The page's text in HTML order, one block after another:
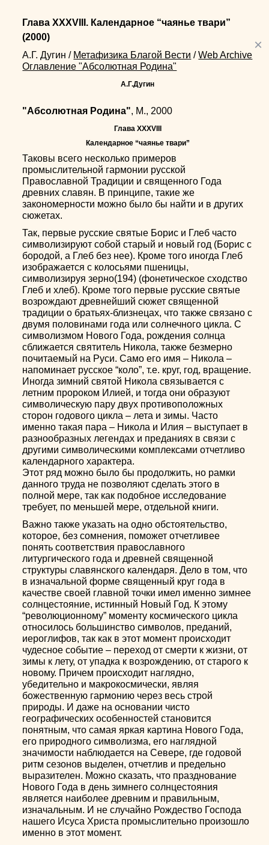
×
Глава XXXVIII. Календарное “чаянье твари”
(2000)
А.Г. Дугин / Метафизика Благой Вести / Web Archive
Оглавление "Абсолютная Родина"
А.Г.Дугин
"Абсолютная Родина", М., 2000
Глава XXXVIII
Календарное “чаянье твари”
Таковы всего несколько примеров
промыслительной гармонии русской
Православной Традиции и священного Года
древних славян. В принципе, такие же
закономерности можно было бы найти и в других
сюжетах.
Так, первые русские святые Борис и Глеб часто
символизируют собой старый и новый год (Борис с
бородой, а Глеб без нее). Кроме того иногда Глеб
изображается с колосьями пшеницы,
символизируя зерно(194) (фонетическое сходство
Глеб и хлеб). Кроме того первые русские святые
возрождают древнейший сюжет священной
традиции о братьях-близнецах, что также связано с
двумя половинами года или солнечного цикла. С
символизмом Нового Года, рождения солнца
сближается святитель Никола, также безмерно
почитаемый на Руси. Само его имя – Никола –
напоминает русское “коло”, т.е. круг, год, вращение.
Иногда зимний святой Никола связывается с
летним пророком Илией, и тогда они образуют
символическую пару двух противоположных
сторон годового цикла – лета и зимы. Часто
именно такая пара – Никола и Илия – выступает в
разнообразных легендах и преданиях в связи с
другими символическими комплексами отчетливо
календарного характера.
Этот ряд можно было бы продолжить, но рамки
данного труда не позволяют сделать этого в
полной мере, так как подобное исследование
требует, по меньшей мере, отдельной книги.
Важно также указать на одно обстоятельство,
которое, без сомнения, поможет отчетливее
понять соответствия православного
литургического года и древней священной
структуры славянского календаря. Дело в том, что
в изначальной форме священный круг года в
качестве своей главной точки имел именно зимнее
солнцестояние, истинный Новый Год. К этому
“революционному” моменту космического цикла
относилось большинство символов, преданий,
иероглифов, так как в этот момент происходит
чудесное событие – переход от смерти к жизни, от
зимы к лету, от упадка к возрождению, от старого к
новому. Причем происходит наглядно,
убедительно и макрокосмически, являя
божественную гармонию через весь строй
природы. И даже на основании чисто
географических особенностей становится
понятным, что самая яркая картина Нового Года,
его природного cимволизма, его наглядной
значимости наблюдается на Севере, где годовой
ритм сезонов выделен, отчетлив и предельно
выразителен. Можно сказать, что празднование
Нового Года в день зимнего солнцестояния
является наиболее древним и правильным,
изначальным. И не случайно Рождество Господа
нашего Исуса Христа промыслительно произошло
именно в этот момент.